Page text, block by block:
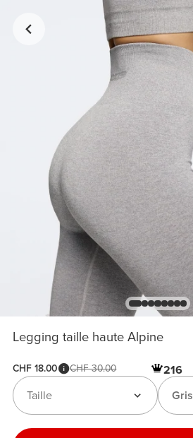
Legging taille haute Alpine
CHF 18.00 CHF 30.00 216
Taille